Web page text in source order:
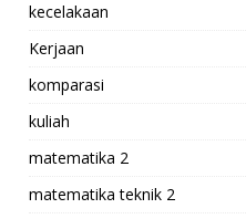
kecelakaan
Kerjaan
komparasi
kuliah
matematika 2
matematika teknik 2